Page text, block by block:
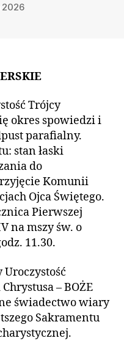
2026
Trójcy
okres spowiedzi i
parafialny.
stan łaski
do
Komunii
Ojca Świętego.
Pierwszej
na mszy św. o
11.30.
– BOŻE
świadectwo wiary
Sakramentu